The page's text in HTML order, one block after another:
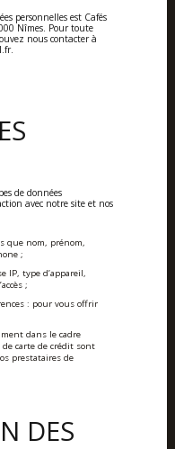
personnelles est Cafés
Nîmes. Pour toute
nous contacter à
de données
avec notre site et nos
que nom, prénom,
;
IP, type d’appareil,
;
: pour vous offrir
dans le cadre
carte de crédit sont
prestataires de
DES